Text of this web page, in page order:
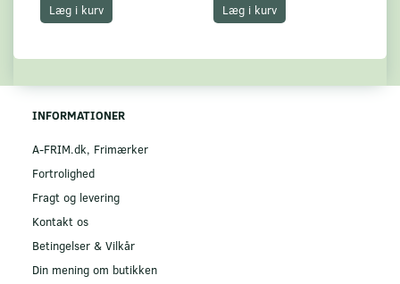
Læg i kurv Læg i kurv
INFORMATIONER
A-FRIM.dk, Frimærker
Fortrolighed
Fragt og levering
Kontakt os
Betingelser & Vilkår
Din mening om butikken